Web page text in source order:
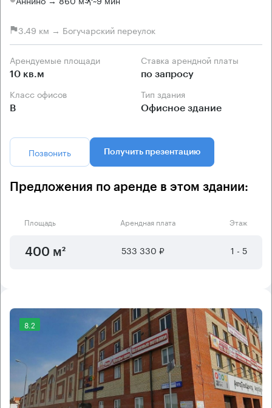
3.49 км → Богучарский переулок
Арендуемые площади
10 кв.м
Ставка арендной платы
по запросу
Класс офисов
B
Тип здания
Офисное здание
Позвонить Получить презентацию
Предложения по аренде в этом здании:
Площадь Арендная плата Этаж
400 м² 533 330 ₽ 1 - 5
8.2